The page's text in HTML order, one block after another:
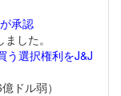
承認
した。
う選択権利をJ&J
ドル弱）